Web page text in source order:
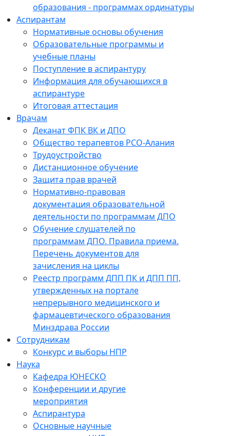
образования - программах ординатуры
Аспирантам
Нормативные основы обучения
Образовательные программы и
учебные планы
Поступление в аспирантуру
Информация для обучающихся в
аспирантуре
Итоговая аттестация
Врачам
Деканат ФПК ВК и ДПО
Общество терапевтов РСО-Алания
Трудоустройство
Дистанционное обучение
Защита прав врачей
Нормативно-правовая
документация образовательной
деятельности по программам ДПО
Обучение слушателей по
программам ДПО. Правила приема.
Перечень документов для
зачисления на циклы
Реестр программ ДПП ПК и ДПП ПП,
утвержденных на портале
непрерывного медицинского и
фармацевтического образования
Минздрава России
Сотрудникам
Конкурс и выборы НПР
Наука
Кафедра ЮНЕСКО
Конференции и другие
мероприятия
Аспирантура
Основные научные